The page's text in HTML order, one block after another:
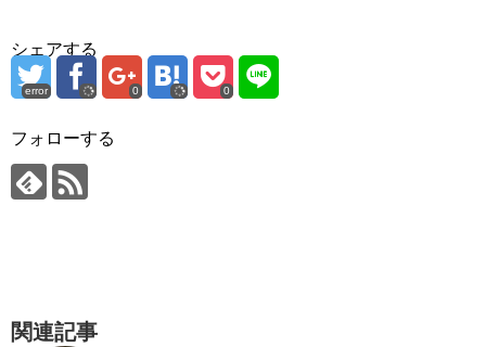
シェアする
error 0 0
フォローする
関連記事